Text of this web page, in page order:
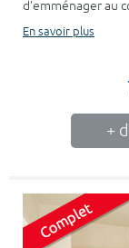
d’emménager au
En savoir plus
+